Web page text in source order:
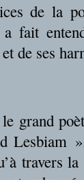
de la
fait
de ses
grand
travers